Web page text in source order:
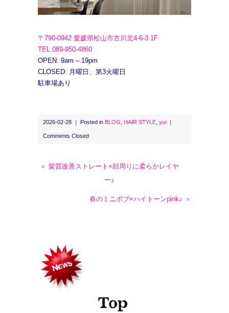
〒790-0942 愛媛県松山市古川北4-6-3 1F
TEL.089-950-4860
OPEN: 9am – 19pm
CLOSED: 月曜日、第3火曜日
駐車場あり
2026-02-28 ｜ Posted in BLOG HAIR STYLE yui
Comments Closed
＜ 髪質改善ストレート×顔周りに柔らかレイヤ
ー♪
春のミニボブ×ハイトーンpink♪ ＞